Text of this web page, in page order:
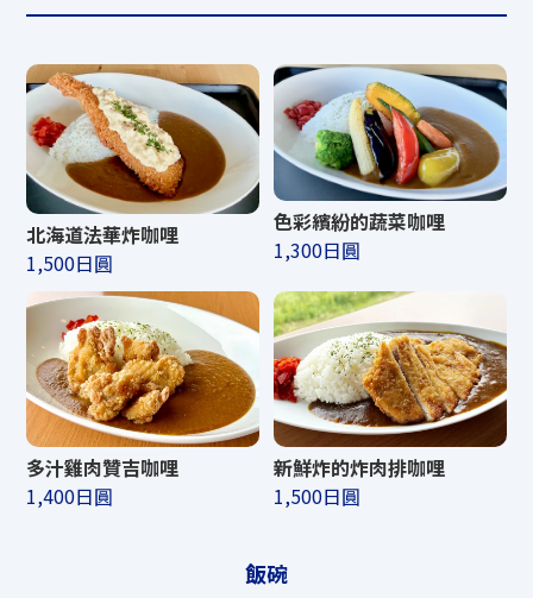
北海道法華炸咖哩
1,500日圓
色彩繽紛的蔬菜咖哩
1,300日圓
多汁雞肉贊吉咖哩
1,400日圓
新鮮炸的炸肉排咖哩
1,500日圓
飯碗